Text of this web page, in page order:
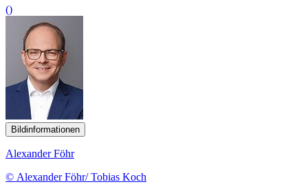
()
Bildinformationen
Alexander Föhr
© Alexander Föhr/ Tobias Koch